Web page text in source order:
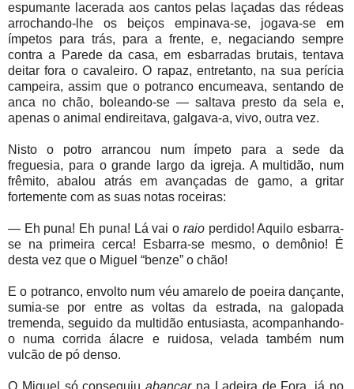
espumante lacerada aos cantos pelas laçadas das rédeas
arrochando-lhe os beiços empinava-se, jogava-se em
ímpetos para trás, para a frente, e, negaciando sempre
contra a Parede da casa, em esbarradas brutais, tentava
deitar fora o cavaleiro. O rapaz, entretanto, na sua perícia
campeira, assim que o potranco encumeava, sentando de
anca no chão, boleando-se — saltava presto da sela e,
apenas o animal endireitava, galgava-a, vivo, outra vez.
Nisto o potro arrancou num ímpeto para a sede da
freguesia, para o grande largo da igreja. A multidão, num
frêmito, abalou atrás em avançadas de gamo, a gritar
fortemente com as suas notas roceiras:
— Eh puna! Eh puna! Lá vai o raioperdido! Aquilo esbarra-
se na primeira cerca! Esbarra-se mesmo, o demônio! É
desta vez que o Miguel “benze” o chão!
E o potranco, envolto num véu amarelo de poeira dançante,
sumia-se por entre as voltas da estrada, na galopada
tremenda, seguido da multidão entusiasta, acompanhando-
o numa corrida álacre e ruidosa, velada também num
vulcão de pó denso.